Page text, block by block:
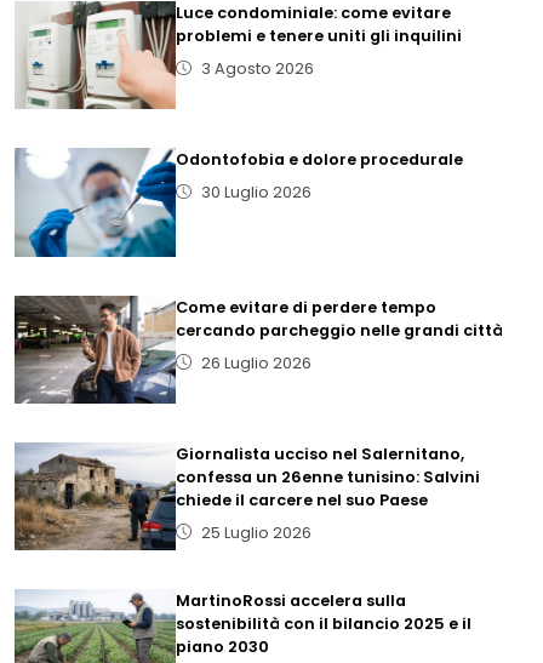
Luce condominiale: come evitare
problemi e tenere uniti gli inquilini
3 Agosto 2026
Odontofobia e dolore procedurale
30 Luglio 2026
Come evitare di perdere tempo
cercando parcheggio nelle grandi città
26 Luglio 2026
Giornalista ucciso nel Salernitano,
confessa un 26enne tunisino: Salvini
chiede il carcere nel suo Paese
25 Luglio 2026
MartinoRossi accelera sulla
sostenibilità con il bilancio 2025 e il
piano 2030